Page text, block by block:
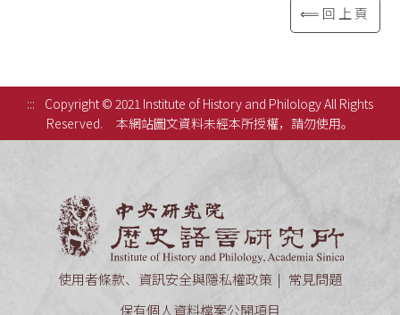
⟸回上頁
:::
Copyright © 2021 Institute of History and Philology All Rights
Reserved.
本網站圖文資料未經本所授權，請勿使用。
使用者條款、資訊安全與隱私權政策
常見問題
保有個人資料檔案公開項目